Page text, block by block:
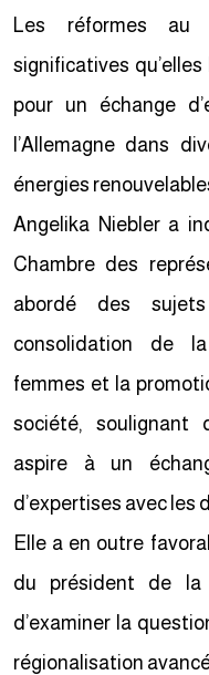
Les réformes au
significatives
pour un échange
l’Allemagne dans
énergies
Angelika Niebler a
Chambre des
abordé des
consolidation de
femmes et la
société, soulignant
aspire à un
d’expertises avec les
Elle a en outre
du président de la
d’examiner la
régionalisation